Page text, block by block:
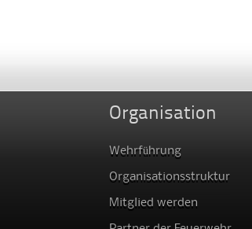
Organisation
Wehrführung
Organisationsstruktur
Mitglied werden